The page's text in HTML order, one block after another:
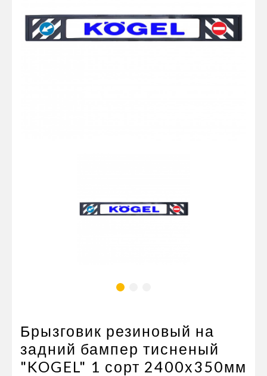
Брызговики
Запчасти кузова и зеркала
Стяжные ремни и тросы
Брызговик резиновый на
задний бампер тисненый
"KOGEL" 1 сорт 2400х350мм